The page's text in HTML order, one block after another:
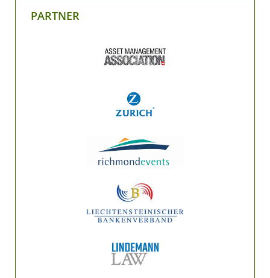
PARTNER